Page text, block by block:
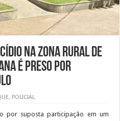
na zona rural de
é preso por
, POLICIAL
por suposta participação em um